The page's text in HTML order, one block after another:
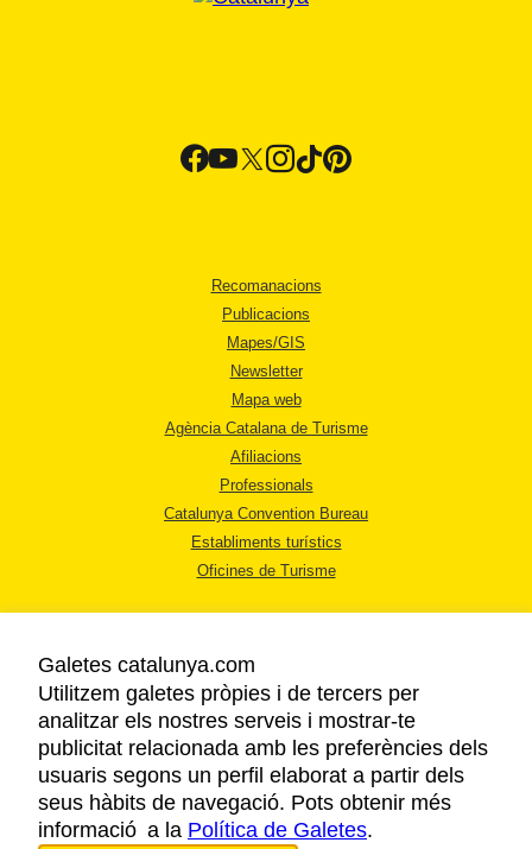
Recomanacions
Publicacions
Mapes/GIS
Newsletter
Mapa web
Agència Catalana de Turisme
Afiliacions
Professionals
Catalunya Convention Bureau
Establiments turístics
Oficines de Turisme
AVÍS LEGAL
POLÍTICA DE PRIVACITAT
COOKIES
ACCESSIBILITAT
Galetes catalunya.com
Utilitzem galetes pròpies i de tercers per
analitzar els nostres serveis i mostrar-te
publicitat relacionada amb les preferències dels
usuaris segons un perfil elaborat a partir dels
seus hàbits de navegació. Pots obtenir més
informació a la Política de Galetes.